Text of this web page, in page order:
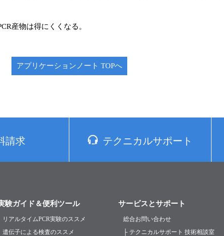
産物は得にくくなる。
アプリケーションノート TOPへ
請求 テクニカルサポート
験ガイド＆便利ツール
リアルタイムPCR実験のススメ
遺伝子による検査のススメ
サービスとサポート
総合お問い合わせ
├ テクニカルサポート 技術相談室